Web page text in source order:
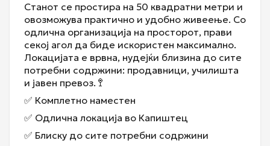
Станот се простира на 50 квадратни метри и
овозможува практично и удобно живеење. Со
одлична организација на просторот, прави
секој агол да биде искористен максимално.
Локацијата е врвна, нудејќи близина до сите
потребни содржини: продавници, училишта
и јавен превоз. 🚏
✅ Комплетно наместен
✅ Одлична локација во Капиштец
✅ Блиску до сите потребни содржини